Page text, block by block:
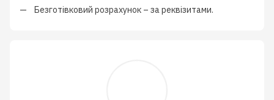
Безготівковий розрахунок – за реквізитами.